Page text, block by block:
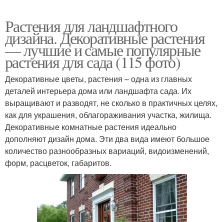
Растения для ландшафтного
дизайна. Декоративные растения
— лучшие и самые популярные
растения для сада (115 фото)
Декоративные цветы, растения – одна из главных
деталей интерьера дома или ландшафта сада. Их
выращивают и разводят, не сколько в практичных целях,
как для украшения, облагораживания участка, жилища.
Декоративные комнатные растения идеально
дополняют дизайн дома. Эти два вида имеют большое
количество разнообразных вариаций, видоизменений,
форм, расцветок, габаритов.